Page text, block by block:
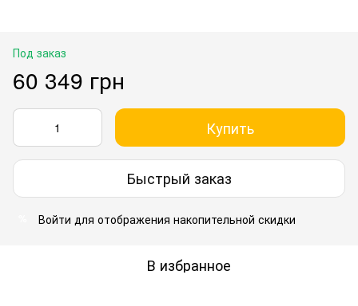
Под заказ
60 349 грн
Купить
Быстрый заказ
Войти для отображения накопительной скидки
В избранное